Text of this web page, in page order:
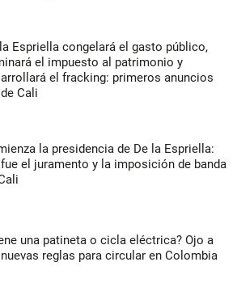
Espriella congelará el gasto público,
el impuesto al patrimonio y
el fracking: primeros anuncios
Cali
la presidencia de De la Espriella:
el juramento y la imposición de banda
una patineta o cicla eléctrica? Ojo a
nuevas reglas para circular en Colombia